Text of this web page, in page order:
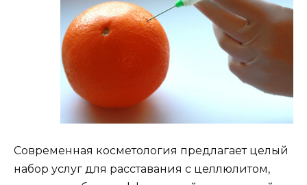
Современная косметология предлагает целый
набор услуг для расставания с целлюлитом,